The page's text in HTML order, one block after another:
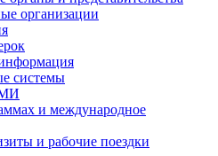
организации
системы
и международное
и рабочие поездки